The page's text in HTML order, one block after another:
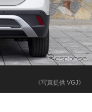
《写真提供 VGJ》